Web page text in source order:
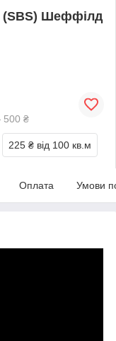
(SBS) Шеффілд
500 ₴
225 ₴ від 100 кв.м
Оплата Умови